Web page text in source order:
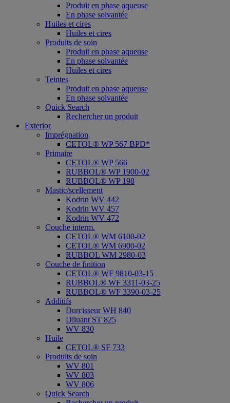
Produit en phase aqueuse
En phase solvantée
Huiles et cires
Huiles et cires
Produits de soin
Produit en phase aqueuse
En phase solvantée
Huiles et cires
Teintes
Produit en phase aqueuse
En phase solvantée
Quick Search
Rechercher un produit
Exterior
Imprégnation
CETOL® WP 567 BPD*
Primaire
CETOL® WP 566
RUBBOL® WP 1900-02
RUBBOL® WP 198
Mastic/scellement
Kodrin WV 442
Kodrin WV 457
Kodrin WV 472
Couche interm.
CETOL® WM 6100-02
CETOL® WM 6900-02
RUBBOL WM 2980-03
Couche de finition
CETOL® WF 9810-03-15
RUBBOL® WF 3311-03-25
RUBBOL® WF 3390-03-25
Additifs
Durcisseur WH 840
Diluant ST 825
WV 830
Huile
CETOL® SF 733
Produits de soin
WV 801
WV 803
WV 806
Quick Search